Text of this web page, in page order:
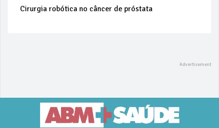
Cirurgia robótica no câncer de próstata